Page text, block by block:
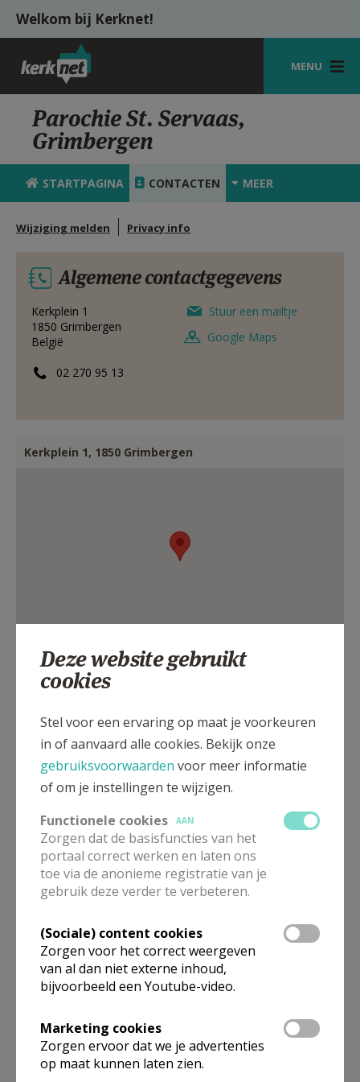
Overslaan en naar de inhoud gaan
Welkom bij Kerknet!
MENU
STARTPAGINA
KERK
VIERINGEN
HULP
MIJN PAROCHIE
AANMELDEN OF REGISTREREN
Parochie St. Servaas,
Grimbergen
STARTPAGINA CONTACTEN MEER
Wijziging melden Privacy info
Algemene contactgegevens
Kerkplein 1
1850 Grimbergen
België
02 270 95 13
Stuur een mailtje
Google Maps
Kerkplein 1, 1850 Grimbergen
meewerkend priester
De heerEliaCantaert
1850 Grimbergen
0471 36 23 70
Stuur een mailtje
Google Maps
moderator van de
Pater JohanGoossens
Kerkplein 1
1850 Grimbergen
Deze website gebruikt
cookies
Stel voor een ervaring op maat je voorkeuren
in of aanvaard alle cookies. Bekijk onze
gebruiksvoorwaarden voor meer informatie
of om je instellingen te wijzigen.
Functionele cookies
AAN
Zorgen dat de basisfuncties van het
portaal correct werken en laten ons
toe via de anonieme registratie van je
gebruik deze verder te verbeteren.
(Sociale) content cookies
Zorgen voor het correct weergeven
van al dan niet externe inhoud,
bijvoorbeeld een Youtube-video.
Marketing cookies
Zorgen ervoor dat we je advertenties
op maat kunnen laten zien.